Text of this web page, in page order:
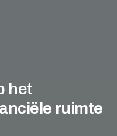
het
ruimte